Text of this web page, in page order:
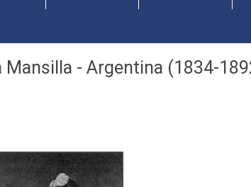
Mansilla - Argentina (1834-